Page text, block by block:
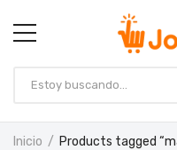
Inicio Products tagged